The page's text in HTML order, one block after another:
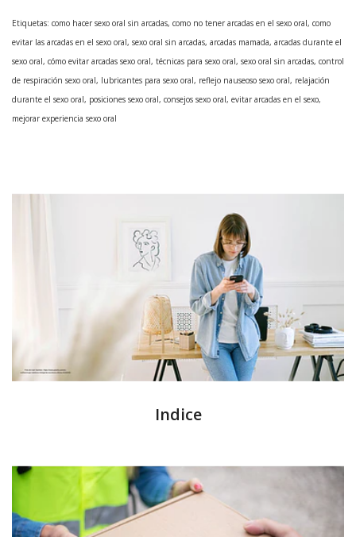
Etiquetas: como hacer sexo oral sin arcadas, como no tener arcadas en el sexo oral, como
evitar las arcadas en el sexo oral, sexo oral sin arcadas, arcadas mamada, arcadas durante el
sexo oral, cómo evitar arcadas sexo oral, técnicas para sexo oral, sexo oral sin arcadas, control
de respiración sexo oral, lubricantes para sexo oral, reflejo nauseoso sexo oral, relajación
durante el sexo oral, posiciones sexo oral, consejos sexo oral, evitar arcadas en el sexo,
mejorar experiencia sexo oral
Indice